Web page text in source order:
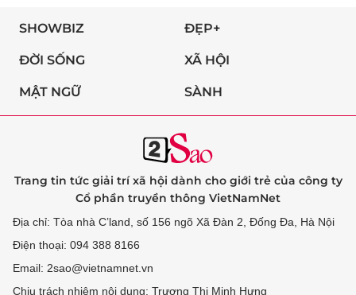
SHOWBIZ ĐẸP+
ĐỜI SỐNG XÃ HỘI
MẬT NGỮ SÀNH
Trang tin tức giải trí xã hội dành cho giới trẻ của công ty
Cổ phần truyền thông VietNamNet
Địa chỉ: Tòa nhà C’land, số 156 ngõ Xã Đàn 2, Đống Đa, Hà Nội
Điện thoại: 094 388 8166
Email: 2sao@vietnamnet.vn
Chịu trách nhiệm nội dung: Trương Thị Minh Hưng